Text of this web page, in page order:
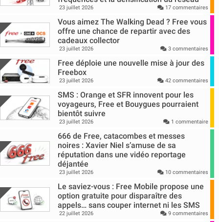
23 juillet 2026 17 commentaires
Vous aimez The Walking Dead ? Free vous
offre une chance de repartir avec des
cadeaux collector
23 juillet 2026 3 commentaires
Free déploie une nouvelle mise à jour des
Freebox
23 juillet 2026 42 commentaires
SMS : Orange et SFR innovent pour les
voyageurs, Free et Bouygues pourraient
bientôt suivre
23 juillet 2026 1 commentaire
666 de Free, catacombes et messes
noires : Xavier Niel s’amuse de sa
réputation dans une vidéo reportage
déjantée
23 juillet 2026 10 commentaires
Le saviez-vous : Free Mobile propose une
option gratuite pour disparaître des
appels… sans couper internet ni les SMS
22 juillet 2026 9 commentaires